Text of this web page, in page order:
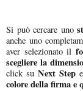
Si può cercare uno
anche uno
aver selezionato il
scegliere la
click su Next Step
colore della firma e